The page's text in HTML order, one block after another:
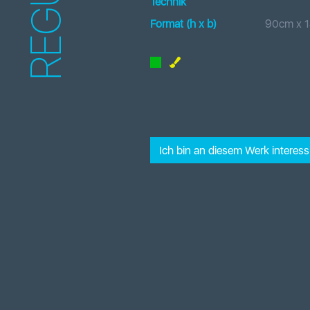
Format (h x b) 90cm x
Ich bin an diesem Werk